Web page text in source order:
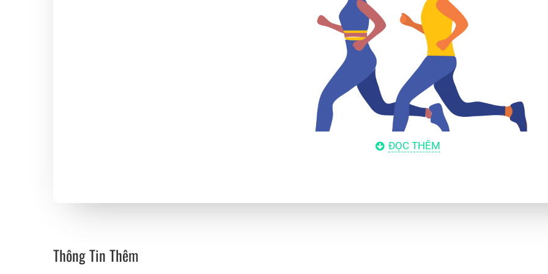
Những Giá Trị Của Sproos
Mỗi thành phần của sản phẩm được Sproos lựa chọn có chủ đích và với hàm lượng có ý nghĩa. Chúng tôi
ĐỌC THÊM
Thông Tin Thêm